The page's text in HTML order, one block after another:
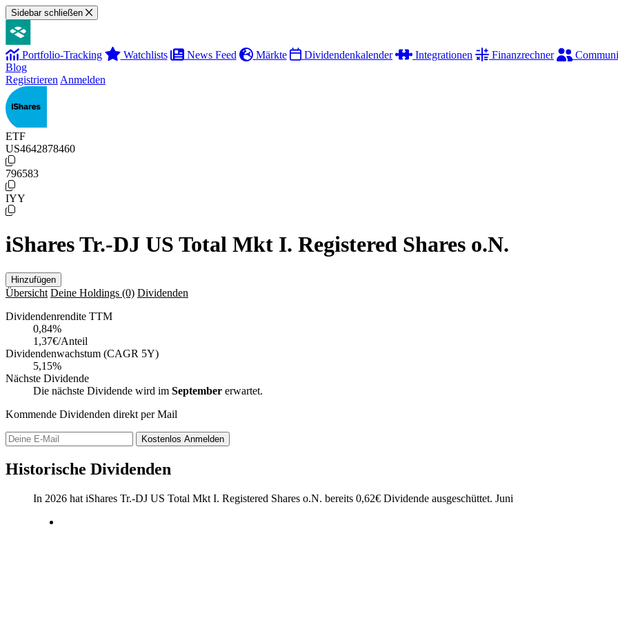
Sidebar schließen
Portfolio-Tracking Watchlists News Feed Märkte Dividendenkalender Integrationen Finanzrechner
Blog
Registrieren Anmelden
ETF
US4642878460
796583
IYY
iShares Tr.-DJ US Total Mkt I. Registered Shares o.N.
Hinzufügen
Übersicht Deine Holdings (0) Dividenden
Dividendenrendite TTM
0,84%
1,37€/Anteil
Dividendenwachstum (CAGR 5Y)
5,15%
Nächste Dividende
Die nächste Dividende wird im September erwartet.
Kommende Dividenden direkt per Mail
Kostenlos Anmelden
Historische Dividenden
In 2026 hat iShares Tr.-DJ US Total Mkt I. Registered Shares o.N. bereits 0,62€ Dividende ausgeschüttet. Juni